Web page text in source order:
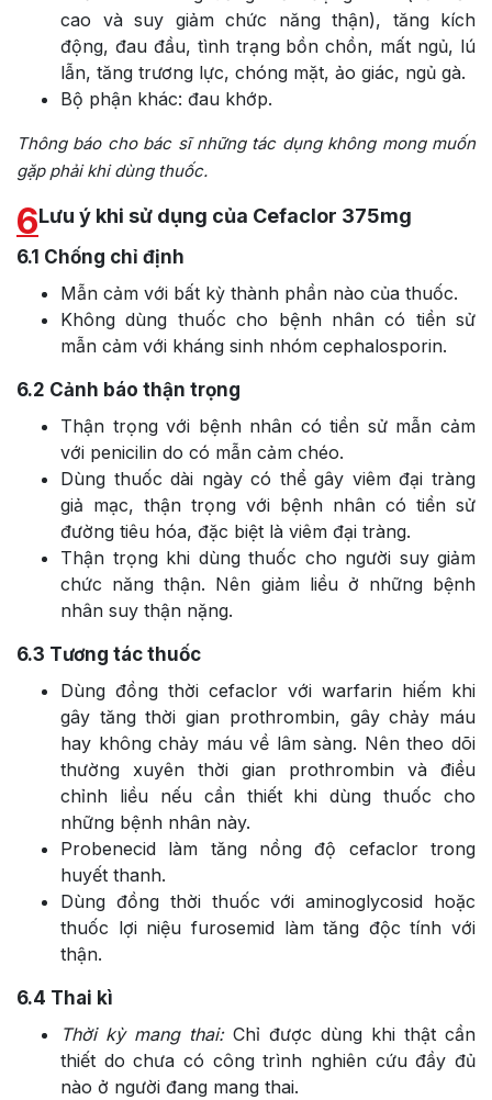
cao và suy giảm chức năng thận), tăng kích
động, đau đầu, tình trạng bồn chồn, mất ngủ, lú
lẫn, tăng trương lực, chóng mặt, ảo giác, ngủ gà.
Bộ phận khác: đau khớp.
Thông báo cho bác sĩ những tác dụng không mong muốn
gặp phải khi dùng thuốc.
6Lưu ý khi sử dụng của Cefaclor 375mg
6.1 Chống chỉ định
Mẫn cảm với bất kỳ thành phần nào của thuốc.
Không dùng thuốc cho bệnh nhân có tiền sử
mẫn cảm với kháng sinh nhóm cephalosporin.
6.2 Cảnh báo thận trọng
Thận trọng với bệnh nhân có tiền sử mẫn cảm
với penicilin do có mẫn cảm chéo.
Dùng thuốc dài ngày có thể gây viêm đại tràng
giả mạc, thận trọng với bệnh nhân có tiền sử
đường tiêu hóa, đặc biệt là viêm đại tràng.
Thận trọng khi dùng thuốc cho người suy giảm
chức năng thận. Nên giảm liều ở những bệnh
nhân suy thận nặng.
6.3 Tương tác thuốc
Dùng đồng thời cefaclor với warfarin hiếm khi
gây tăng thời gian prothrombin, gây chảy máu
hay không chảy máu về lâm sàng. Nên theo dõi
thường xuyên thời gian prothrombin và điều
chỉnh liều nếu cần thiết khi dùng thuốc cho
những bệnh nhân này.
Probenecid làm tăng nồng độ cefaclor trong
huyết thanh.
Dùng đồng thời thuốc với aminoglycosid hoặc
thuốc lợi niệu furosemid làm tăng độc tính với
thận.
6.4 Thai kì
Thời kỳ mang thai:Chỉ được dùng khi thật cần
thiết do chưa có công trình nghiên cứu đầy đủ
nào ở người đang mang thai.